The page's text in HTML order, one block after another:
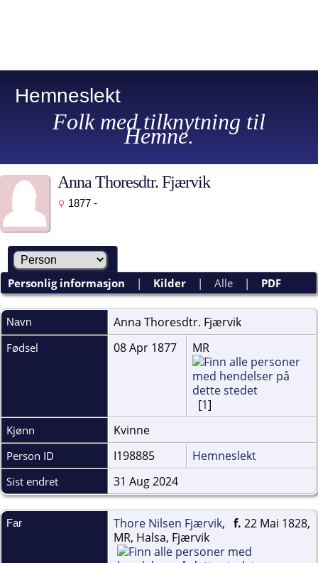
Hemneslekt
Folk med tilknytning til
Hemne.
Anna Thoresdtr. Fjærvik
1877 -
Personlig informasjon | Kilder |Alle | PDF
Navn Anna Thoresdtr. Fjærvik
Fødsel 08 Apr 1877 MR
[1]
Kjønn Kvinne
Person ID I198885 Hemneslekt
Sist endret 31 Aug 2024
Far Thore Nilsen Fjærvik, f. 22 Mai 1828,
MR, Halsa, Fjærvik